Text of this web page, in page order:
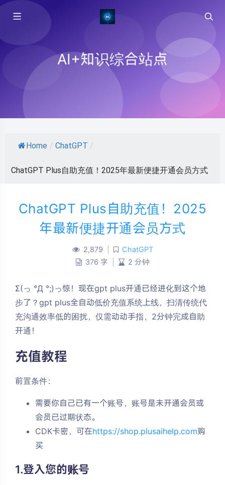
AI+知识综合站点
Home / ChatGPT /
ChatGPT Plus自助充值！2025年最新便捷开通会员方式
ChatGPT Plus自助充值！2025
年最新便捷开通会员方式
a
t
G
P
T
s
2,879
ChatGPT
376 字
2 分钟
Σ(っ °Д °;)っ惊！现在gpt plus开通已经进化到这个地
步了？gpt plus全自动低价充值系统上线，扫清传统代
充沟通效率低的困扰，仅需动动手指，2分钟完成自助
开通！
充值教程
前置条件：
需要你自己已有一个账号，账号是未开通会员或
会员已过期状态。
CDK卡密，可在https://shop.plusaihelp.com购
买
1.登入您的账号